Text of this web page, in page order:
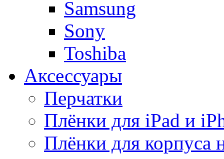
Samsung
Sony
Toshiba
Аксессуары
Перчатки
Плёнки для iPad и
Плёнки для корпуса